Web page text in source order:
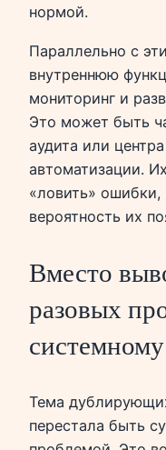
нормой.
Параллельно с
внутреннюю
мониторинг и
Это может быть
аудита или
автоматизации.
«ловить»
вероятность их
Вместо
разовых
Тема
перестала быть